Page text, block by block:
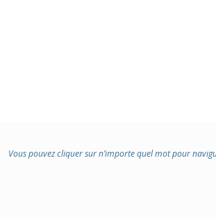
Vous pouvez cliquer sur n’importe quel mot pour